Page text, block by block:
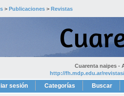
> Publicaciones > Revistas
Cuarenta naipes -
http://fh.mdp.edu.ar/
sesión Categorías Buscar